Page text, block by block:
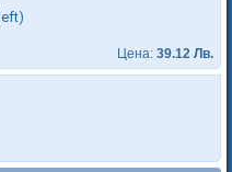
Цена: 39.12 Лв.